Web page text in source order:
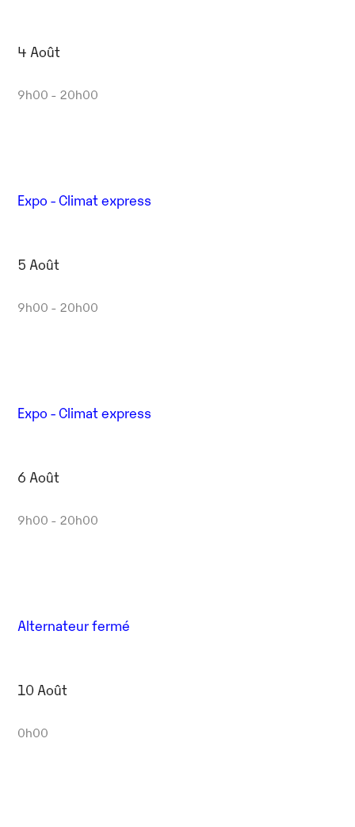
4 Août
9h00 - 20h00
Expo - Climat express
5 Août
9h00 - 20h00
Expo - Climat express
6 Août
9h00 - 20h00
Alternateur fermé
10 Août
0h00